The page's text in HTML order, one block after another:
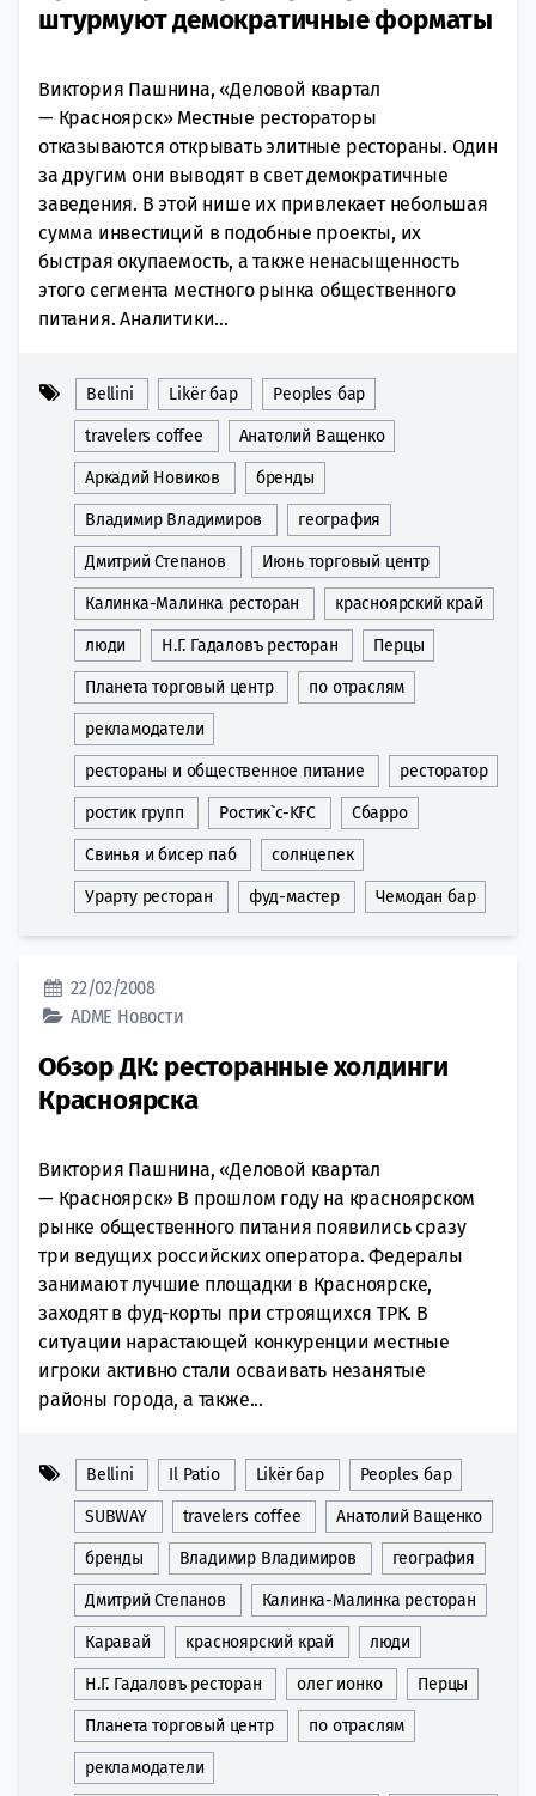
штурмуют демократичные форматы
Виктория Пашнина, «Деловой квартал
— Красноярск» Местные рестораторы
отказываются открывать элитные рестораны. Один
за другим они выводят в свет демократичные
заведения. В этой нише их привлекает небольшая
сумма инвестиций в подобные проекты, их
быстрая окупаемость, а также ненасыщенность
этого сегмента местного рынка общественного
питания. Аналитики...
Bellini Likёr бар Peoples бар
travelers coffee Анатолий Ващенко
Аркадий Новиков бренды
Владимир Владимиров география
Дмитрий Степанов Июнь торговый центр
Калинка-Малинка ресторан красноярский край
люди Н.Г. Гадаловъ ресторан Перцы
Планета торговый центр по отраслям
рекламодатели
рестораны и общественное питание ресторатор
ростик групп Ростик`с-KFC Сбарро
Свинья и бисер паб солнцепек
Урарту ресторан фуд-мастер Чемодан бар
22/02/2008
ADME Новости
Обзор ДК: ресторанные холдинги
Красноярска
Виктория Пашнина, «Деловой квартал
— Красноярск» В прошлом году на красноярском
рынке общественного питания появились сразу
три ведущих российских оператора. Федералы
занимают лучшие площадки в Красноярске,
заходят в фуд-корты при строящихся ТРК. В
ситуации нарастающей конкуренции местные
игроки активно стали осваивать незанятые
районы города, а также...
Bellini Il Patio Likёr бар Peoples бар
SUBWAY travelers coffee Анатолий Ващенко
бренды Владимир Владимиров география
Дмитрий Степанов Калинка-Малинка ресторан
Каравай красноярский край люди
Н.Г. Гадаловъ ресторан олег ионко Перцы
Планета торговый центр по отраслям
рекламодатели